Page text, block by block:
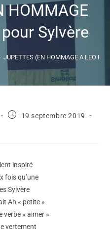
HOMMAGE
pour Sylvère
JUPETTES (EN HOMMAGE A LEO
19 septembre 2019
inspiré
fois qu’une
Sylvère
Ah « petite »
verbe « aimer »
vertement